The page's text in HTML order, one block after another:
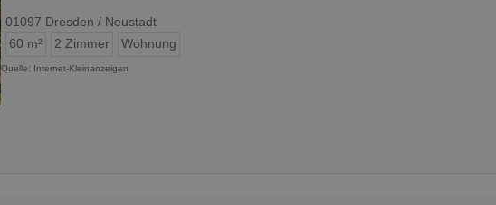
01097 Dresden / Neustadt
60 m²
2 Zimmer Wohnung
Quelle: Internet-Kleinanzeigen